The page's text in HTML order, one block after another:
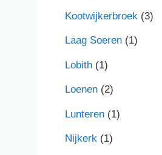
Kootwijkerbroek (3)
Laag Soeren (1)
Lobith (1)
Loenen (2)
Lunteren (1)
Nijkerk (1)